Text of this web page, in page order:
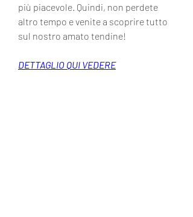
più piacevole. Quindi, non perdete
altro tempo e venite a scoprire tutto
sul nostro amato tendine!
DETTAGLIO QUI VEDERE